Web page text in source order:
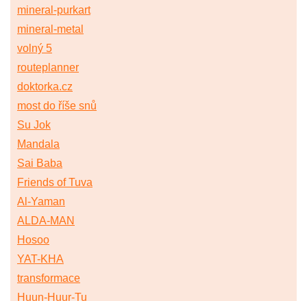
mineral-purkart
mineral-metal
volný 5
routeplanner
doktorka.cz
most do říše snů
Su Jok
Mandala
Sai Baba
Friends of Tuva
Al-Yaman
ALDA-MAN
Hosoo
YAT-KHA
transformace
Huun-Huur-Tu